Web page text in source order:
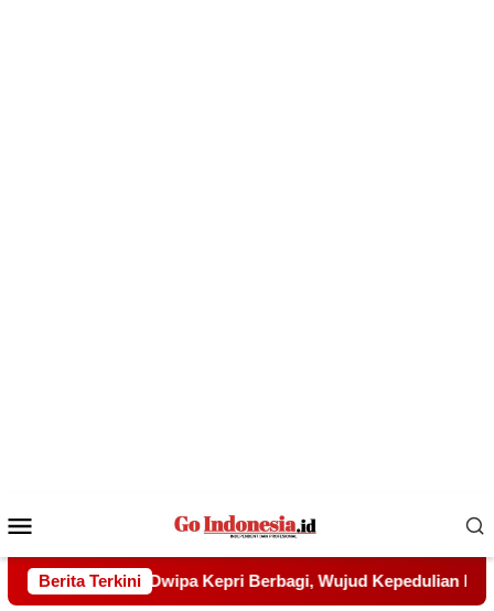
Mobile
Berita Terkini
Kepedulian kepada Pondok Tahfidz Yatim dan Dhuafa Al-